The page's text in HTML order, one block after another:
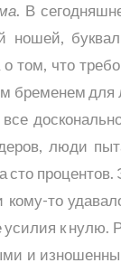
. В
ношей,
том, что
бременем для
люди
сто
то
усилия к нулю.
и